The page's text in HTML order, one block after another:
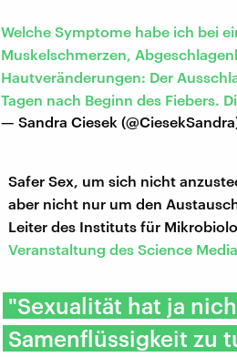
Welche Symptome habe ich bei
Muskelschmerzen,
Hautveränderungen: Der
Tagen nach Beginn des Fiebers.
— Sandra Ciesek
Safer Sex, um sich nicht
aber nicht nur um den
Leiter des Instituts für
Veranstaltung des Science
"Sexualität hat ja
Samenflüssigkeit zu